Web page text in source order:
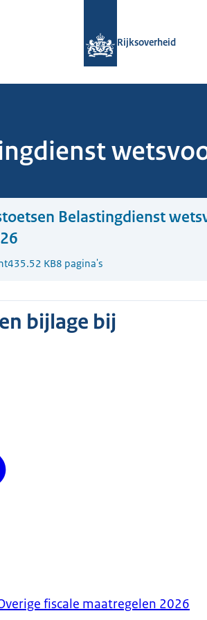
Rijksoverheid
Belastingdienst
435.52 KB8 pagina's
bijlage bij
fiscale maatregelen 2026